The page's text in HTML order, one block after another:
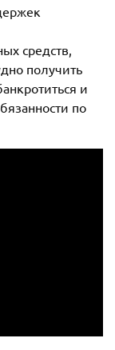
средств,
получить
и
по